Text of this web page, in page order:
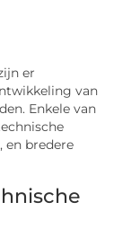
er
van
Enkele van
en bredere